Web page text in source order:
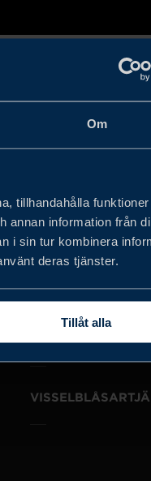
Om
tillhandahålla
annan information från
i sin tur kombinera
deras tjänster.
Tillåt alla
JOBBA HOS OSS